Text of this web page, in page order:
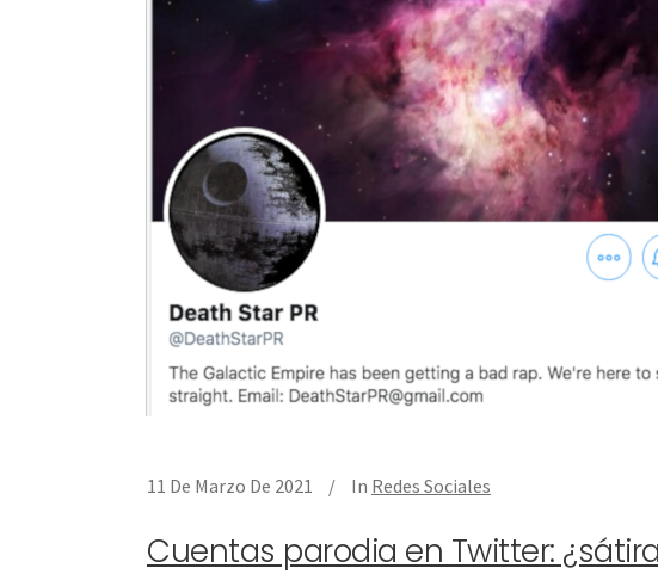
11 De Marzo De 2021 In Redes Sociales
Cuentas parodia en Twitter: ¿sátira